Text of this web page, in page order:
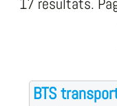
17 résultats.
BTS